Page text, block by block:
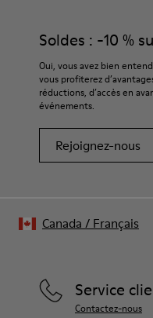
72 % cuir de vachette,
produits d’entretien
durabilité accrue de vos
Pour obtenir des
votre paire de
Soldes : -10 %
Oui, vous avez bien
vous profiterez
réductions, d’accès en
événements.
Rejoignez-nous
Service
Contactez-nous
Canada / Français